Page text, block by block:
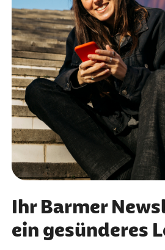
Ihr Barmer
ein gesünderes